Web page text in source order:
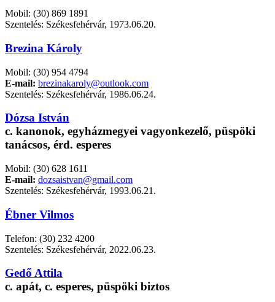
Mobil: (30) 869 1891
Szentelés: Székesfehérvár, 1973.06.20.
Brezina Károly
Mobil: (30) 954 4794
E-mail: brezinakaroly@outlook.com
Szentelés: Székesfehérvár, 1986.06.24.
Dózsa István
c. kanonok, egyházmegyei vagyonkezelő, püspöki
tanácsos, érd. esperes
Mobil: (30) 628 1611
E-mail: dozsaistvan@gmail.com
Szentelés: Székesfehérvár, 1993.06.21.
Ébner Vilmos
Telefon: (30) 232 4200
Szentelés: Székesfehérvár, 2022.06.23.
Gedő Attila
c. apát, c. esperes, püspöki biztos